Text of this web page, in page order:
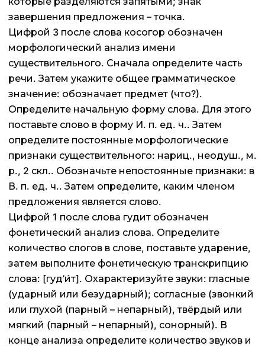
завершения предложения – точка.
Цифрой 3 после слова косогор обозначен
морфологический анализ имени
существительного. Сначала определите часть
речи. Затем укажите общее грамматическое
значение: обозначает предмет (что?).
Определите начальную форму слова. Для этого
поставьте слово в форму И. п. ед. ч.. Затем
определите постоянные морфологические
признаки существительного: нариц., неодуш., м.
р., 2 скл.. Обозначьте непостоянные признаки: в
В. п. ед. ч.. Затем определите, каким членом
предложения является слово.
Цифрой 1 после слова гудит обозначен
фонетический анализ слова. Определите
количество слогов в слове, поставьте ударение,
затем выполните фонетическую транскрипцию
слова: [гуд’и́т]. Охарактеризуйте звуки: гласные
(ударный или безударный); согласные (звонкий
или глухой (парный – непарный), твёрдый или
мягкий (парный – непарный), сонорный). В
конце анализа определите количество звуков и